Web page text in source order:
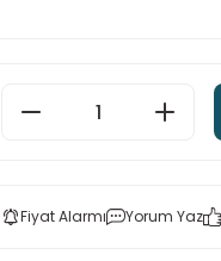
Fiyat Alarmı Yorum Yaz